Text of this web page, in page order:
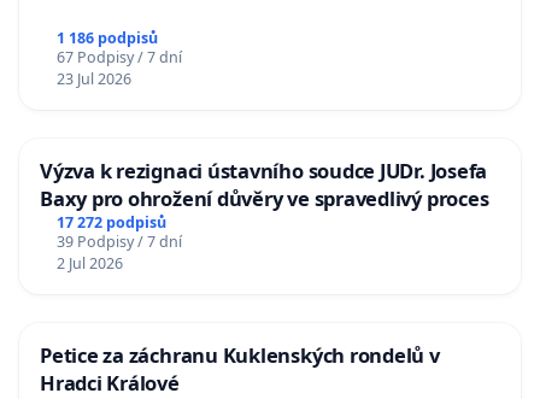
1 186 podpisů
67 Podpisy / 7 dní
23 Jul 2026
Výzva k rezignaci ústavního soudce JUDr. Josefa
Baxy pro ohrožení důvěry ve spravedlivý proces
17 272 podpisů
39 Podpisy / 7 dní
2 Jul 2026
Petice za záchranu Kuklenských rondelů v
Hradci Králové